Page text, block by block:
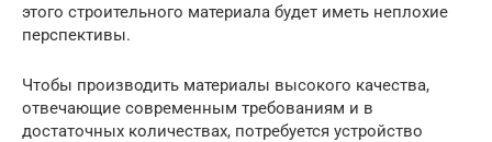
этого строительного материала будет иметь неплохие
перспективы.
Чтобы производить материалы высокого качества,
отвечающие современным требованиям и в
достаточных количествах, потребуется устройство